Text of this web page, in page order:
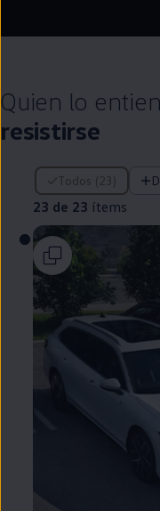
Quien lo
resistirse
Todos (23)
23 de 23 ítems
23 de 23 ítems